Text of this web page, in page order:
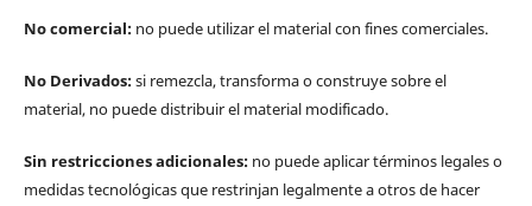
No comercial:no puede utilizar el material con fines comerciales.
No Derivados:si remezcla, transforma o construye sobre el
material, no puede distribuir el material modificado.
Sin restricciones adicionales:no puede aplicar términos legales o
medidas tecnológicas que restrinjan legalmente a otros de hacer